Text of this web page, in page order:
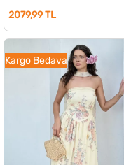
2079,99 TL
Kargo Bedava